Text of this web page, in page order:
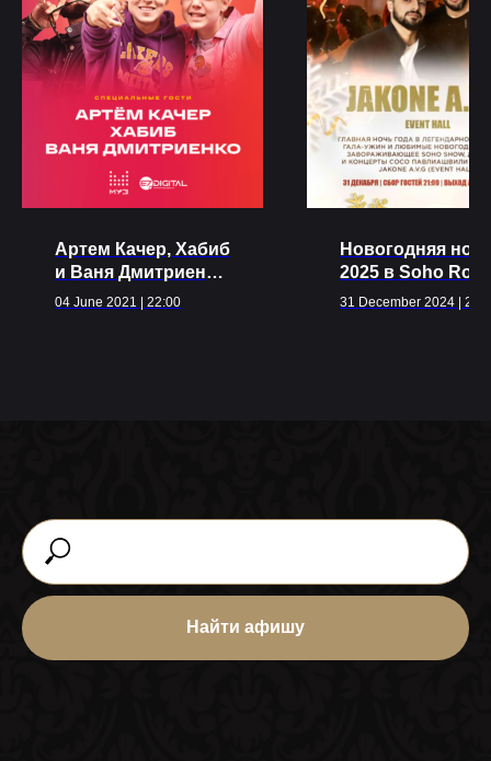
Артем Качер, Хабиб
и Ваня Дмитриенко
в Soho Rooms!
04 June 2021 | 22:00
Новогодняя
2025 в Soho
JAKONE & A.V.G
31 December 2024 |
Найти афишу
Ближайшие
события
ВСЕ МЕРОПРИЯТИЯ